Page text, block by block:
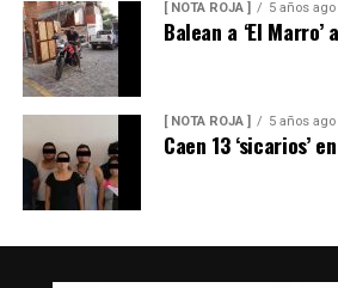
[ NOTA ROJA ] 5 años ago
Balean a ‘El
[ NOTA ROJA ] 5 años ago
Caen 13 ‘sicarios’